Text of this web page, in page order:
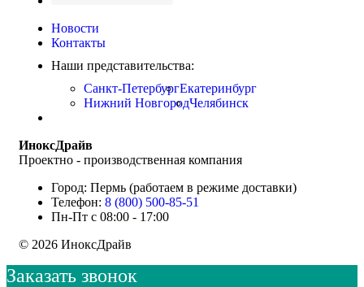
Новости
Контакты
Наши представительства:
Санкт-ПетербургЕкатеринбург
Нижний НовгородЧелябинск
ИноксДрайв
Проектно - производственная компания
Город: Пермь (работаем в режиме доставки)
Телефон: 8 (800) 500-85-51
Пн-Пт с 08:00 - 17:00
© 2026 ИноксДрайв
Заказать звонок